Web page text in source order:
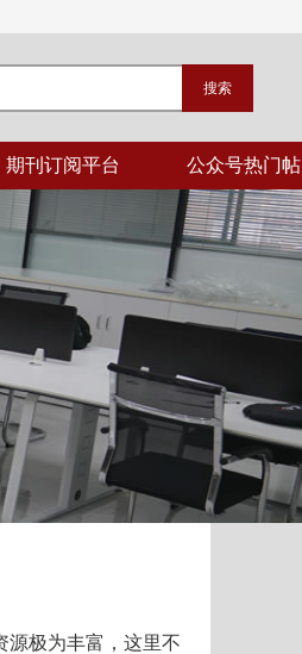
期刊订阅平台 公众号热门帖
源极为丰富，这里不